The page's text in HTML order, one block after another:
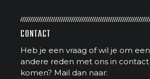
CONTACT
Heb je een vraag of wil je om een
andere reden met ons in contact
komen? Mail dan naar: